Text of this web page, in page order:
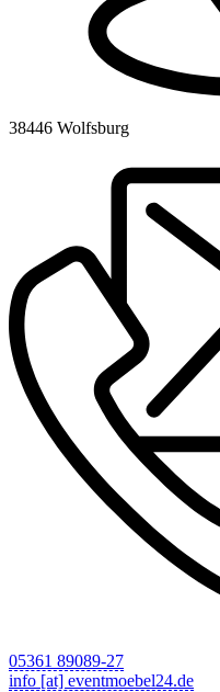
38446 Wolfsburg
05361 89089-27
info [at] eventmoebel24.de